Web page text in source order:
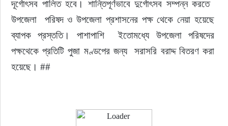
দূর্গোৎসব পালিত হবে। শান্তিপূর্ণভাবে দুর্গোৎসব সম্পন্ন করতে
উপজেলা  পরিষদ ও উপজেলা প্রশাসনের পক্ষ থেকে নেয়া হয়েছে
ব্যাপক প্রস্ততি। পাশাপাশি  ইতোমধ্যে উপজেলা পরিষদের
পক্ষথেকে প্রতিটি পুজা মণ্ডপের জন্য  সরাসরি বরাদ্দ বিতরণ করা
হয়েছে। ##